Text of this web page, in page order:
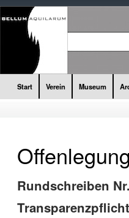
Start Verein Museum
Rundschreiben